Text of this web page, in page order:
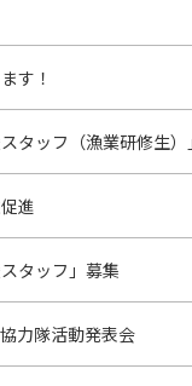
す！
タッフ（漁業研修生）
進
タッフ」募集
力隊活動発表会